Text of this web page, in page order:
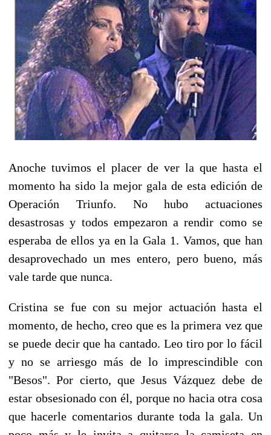
Anoche tuvimos el placer de ver la que hasta el
momento ha sido la mejor gala de esta edición de
Operación Triunfo. No hubo actuaciones
desastrosas y todos empezaron a rendir como se
esperaba de ellos ya en la Gala 1. Vamos, que han
desaprovechado un mes entero, pero bueno, más
vale tarde que nunca.
Cristina se fue con su mejor actuación hasta el
momento, de hecho, creo que es la primera vez que
se puede decir que ha cantado. Leo tiro por lo fácil
y no se arriesgo más de lo imprescindible con
"Besos". Por cierto, que Jesus Vázquez debe de
estar obsesionado con él, porque no hacia otra cosa
que hacerle comentarios durante toda la gala. Un